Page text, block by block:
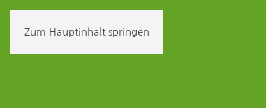
Zum Hauptinhalt springen